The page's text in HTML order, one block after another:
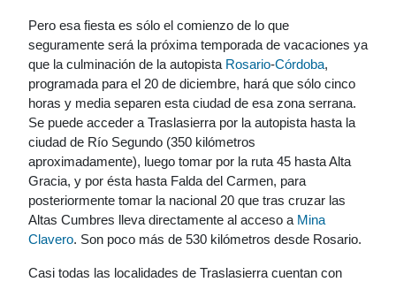
Pero esa fiesta es sólo el comienzo de lo que
seguramente será la próxima temporada de vacaciones ya
que la culminación de la autopista Rosario-Córdoba,
programada para el 20 de diciembre, hará que sólo cinco
horas y media separen esta ciudad de esa zona serrana.
Se puede acceder a Traslasierra por la autopista hasta la
ciudad de Río Segundo (350 kilómetros
aproximadamente), luego tomar por la ruta 45 hasta Alta
Gracia, y por ésta hasta Falda del Carmen, para
posteriormente tomar la nacional 20 que tras cruzar las
Altas Cumbres lleva directamente al acceso a Mina
Clavero. Son poco más de 530 kilómetros desde Rosario.
Casi todas las localidades de Traslasierra cuentan con